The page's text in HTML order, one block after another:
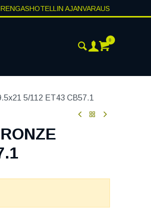
RENGASHOTELLIN AJANVARAUS
0
5/112 ET43 CB57.1